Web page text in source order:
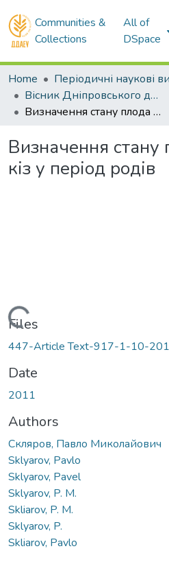
Communities &
Collections
All of
DSpace
Home
Вісник Дніпровського державного аграрно–економічного університету - до липня 2018 р.
Визначення стану плода овець та кіз у період родів
Визначення стану
кіз у період родів
Loading...
Files
447-Article Text-917-1-10-
Date
2011
Authors
Скляров, Павло Миколайович
Sklyarov, Pavlo
Sklyarov, Pavel
Sklyarov, P. M.
Skliarov, P. M.
Sklyarov, P.
Skliarov, Pavlo